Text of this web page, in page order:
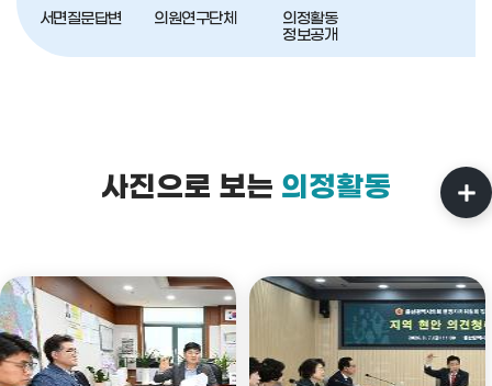
서면질문답변 의원연구단체
의정활동
정보공개
사진으로 보는 의정활동